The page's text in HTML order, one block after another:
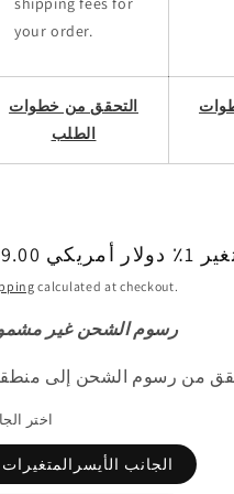
your order.
التحقق من خطوات
الطلب
1٪ دولار أمريكي
calculated at checkout.
رسوم الشحن غير
من رسوم الشحن إلى
اختر
الجانب الأيسرالمتغيرات